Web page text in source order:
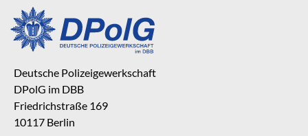
Deutsche Polizeigewerkschaft
DPolG im DBB
Friedrichstraße 169
10117 Berlin